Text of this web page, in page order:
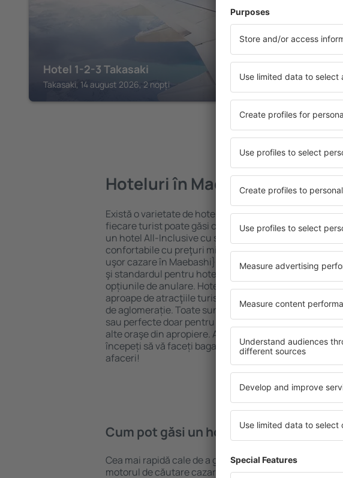
Hotel 1-2-3 Takasaki
Takasaki, 14 august 2026, 2 nopți Takasaki,
Hoteluri în Maebashi
Există o varietate de hoteluri disponibile în Maebashi,
fiecare turist poate găsi cazare potrivită nevoilor sale.
un hotel All-Inclusive cu standarde ȋnalte sau preferați
confortabile cu preţuri mici? Cu ajutorul nostru puteți
uşor cazare în Maebashi} pentru orice buget! Selectați
şi standardul pentru hotel, verificați metodele de plată
opțiunile de anulare. Hotelurile în Maebashi sunt
aproape de atracţiile turistice populare, cât și puțin mai
de aglomerație. Toate sunt disponibile pentru o
sau perfecte doar pentru o noapte atunci când doriţi
alte oraşe din apropiere. Alegeți hotelul care vi se
începeți să vă faceți bagajele pentru o vacanţă sau
afaceri!
Cum pot găsi un hotel în Maebashi?
Cea mai rapidă cale de a găsi un hotel în Maebashi este
motorul de căutare cazare eSky. Baza mare de date